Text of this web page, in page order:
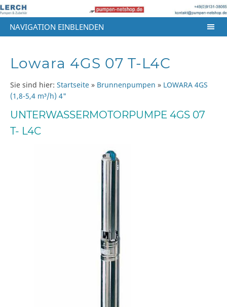
NAVIGATION EINBLENDEN
Lowara 4GS 07 T-L4C
Sie sind hier: Startseite » Brunnenpumpen » LOWARA 4GS
(1,8-5,4 m³/h) 4"
UNTERWASSERMOTORPUMPE 4GS 07
T- L4C